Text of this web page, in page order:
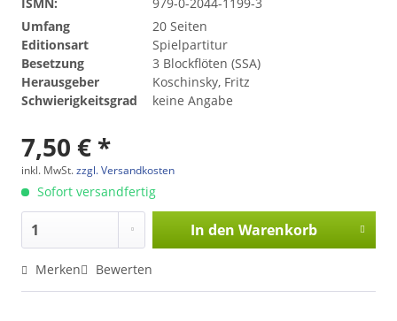
Umfang
20 Seiten
Editionsart
Spielpartitur
Besetzung
3 Blockflöten (SSA)
Herausgeber
Koschinsky, Fritz
Schwierigkeitsgrad
keine Angabe
7,50 € *
inkl. MwSt.zzgl. Versandkosten
Sofort versandfertig
In den Warenkorb
Merken Bewerten